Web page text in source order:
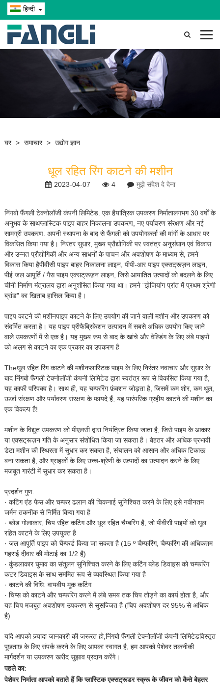
हिन्दी
घर > समाचार > उद्योग ज्ञान
धूल रहित रिंग काटने की मशीन
2023-04-07 4 मुझे संदेश दे देना
निंगबो फैंगली टेक्नोलॉजी कंपनी लिमिटेड. एक हैयांत्रिक उपकरण निर्मातालगभग 30 वर्षों के
अनुभव के साथप्लास्टिक पाइप बाहर निकालना उपकरण, नए पर्यावरण संरक्षण और नई
सामग्री उपकरण. अपनी स्थापना के बाद से फैंगली को उपयोगकर्ता की मांगों के आधार पर
विकसित किया गया है। निरंतर सुधार, मुख्य प्रौद्योगिकी पर स्वतंत्र अनुसंधान एवं विकास
और उन्नत प्रौद्योगिकी और अन्य साधनों के पाचन और अवशोषण के माध्यम से, हमने
विकास किया हैपीवीसी पाइप बाहर निकालना लाइन, पीपी-आर पाइप एक्सट्रूज़न लाइन,
पीई जल आपूर्ति / गैस पाइप एक्सट्रूज़न लाइन, जिसे आयातित उत्पादों को बदलने के लिए
चीनी निर्माण मंत्रालय द्वारा अनुशंसित किया गया था। हमने "झेजियांग प्रांत में प्रथम श्रेणी
ब्रांड" का खिताब हासिल किया है।
पाइप काटने की मशीनपाइप काटने के लिए उपयोग की जाने वाली मशीन और उपकरण को
संदर्भित करता है। यह पाइप प्रीफैब्रिकेशन उत्पादन में सबसे अधिक उपयोग किए जाने
वाले उपकरणों में से एक है। यह मुख्य रूप से बाद के खांचे और वेल्डिंग के लिए लंबे पाइपों
को अलग से काटने का एक प्रकार का उपकरण है
Theधूल रहित रिंग काटने की मशीनप्लास्टिक पाइप के लिए निरंतर नवाचार और सुधार के
बाद निंगबो फैंगली टेक्नोलॉजी कंपनी लिमिटेड द्वारा स्वतंत्र रूप से विकसित किया गया है,
यह काफी परिपक्व है। साथ ही, यह चम्फरिंग फ़ंक्शन जोड़ता है, जिसमें कम शोर, कम धूल,
ऊर्जा संरक्षण और पर्यावरण संरक्षण के फायदे हैं; यह पारंपरिक ग्रहीय काटने की मशीन का
एक विकल्प है!
मशीन के विद्युत उपकरण को पीएलसी द्वारा नियंत्रित किया जाता है, जिसे पाइप के आकार
या एक्सट्रूज़न गति के अनुसार संशोधित किया जा सकता है। बेहतर और अधिक प्रभावी
डेटा मशीन की स्थिरता में सुधार कर सकता है, संचालन को आसान और अधिक टिकाऊ
बना सकता है, और ग्राहकों के लिए उच्च-श्रेणी के उत्पादों का उत्पादन करने के लिए
मजबूत गारंटी में सुधार कर सकता है।
प्रदर्शन गुण:
· कटिंग एंड फेस और चम्फर ढलान की चिकनाई सुनिश्चित करने के लिए इसे नवीनतम
जर्मन तकनीक से निर्मित किया गया है
· ब्लेड गोलाकार, चिप रहित कटिंग और धूल रहित चैम्बरिंग है, जो पीवीसी पाइपों को धूल
रहित काटने के लिए उपयुक्त है
· जल आपूर्ति पाइप को चैम्फर्ड किया जा सकता है (15 º चैम्फरिंग, चैम्फरिंग की अधिकतम
गहराई दीवार की मोटाई का 1/2 है)
· कुंडलाकार घुमाव का संतुलन सुनिश्चित करने के लिए कटिंग ब्लेड डिवाइस को चम्फरिंग
कटर डिवाइस के साथ सममित रूप से व्यवस्थित किया गया है
· काटने की विधि: वायवीय मूक कटिंग
· चिप्स को काटने और चम्फरिंग करने में लंबे समय तक चिप तोड़ने का कार्य होता है, और
यह चिप मजबूत अवशोषण उपकरण से सुसज्जित है (चिप अवशोषण दर 95% से अधिक
है)
यदि आपको ज़्यादा जानकारी की जरूरत हो,निंगबो फैंगली टेक्नोलॉजी कंपनी लिमिटेडविस्तृत
पूछताछ के लिए संपर्क करने के लिए आपका स्वागत है, हम आपको पेशेवर तकनीकी
मार्गदर्शन या उपकरण खरीद सुझाव प्रदान करेंगे।
पहले का:
पेशेवर निर्माता आपको बताते हैं कि प्लास्टिक एक्सट्रूडर स्क्रू के जीवन को कैसे बेहतर